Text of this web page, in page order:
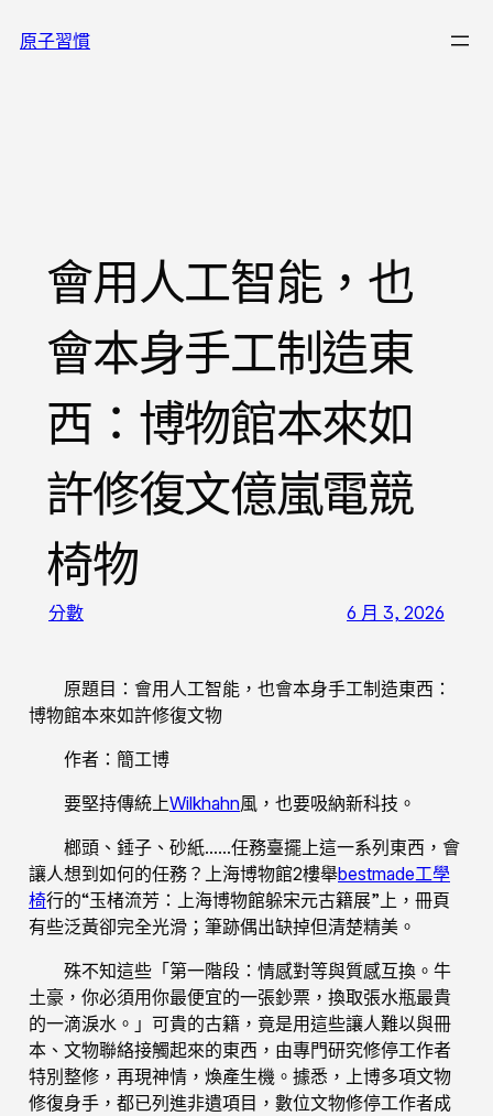
至原子習慣
會用人工智能，也
會本身手工制造東
西：博物館本來如
許修復文億嵐電競
椅物
分數 6 月 3, 2026
原題目：會用人工智能，也會本身手工制造東西：
博物館本來如許修復文物
作者：簡工博
要堅持傳統上Wilkhahn風，也要吸納新科技。
榔頭、錘子、砂紙……任務臺擺上這一系列東西，會
讓人想到如何的任務？上海博物館2樓舉bestmade工學
椅行的“玉楮流芳：上海博物館躲宋元古籍展”上，冊頁
有些泛黃卻完全光滑；筆跡偶出缺掉但清楚精美。
殊不知這些「第一階段：情感對等與質感互換。牛
土豪，你必須用你最便宜的一張鈔票，換取張水瓶最貴
的一滴淚水。」可貴的古籍，竟是用這些讓人難以與冊
本、文物聯絡接觸起來的東西，由專門研究修停工作者
特別整修，再現神情，煥產生機。據悉，上博多項文物
修復身手，都已列進非遺項目，數位文物修停工作者成